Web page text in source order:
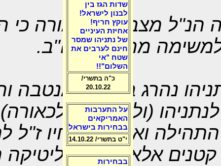
הנ"ל מצביעה לכאורה כי
מחוץ לארה"ב.
נתניהו נהרג במבצע
(ולמפעיליו לכאורה)
התהילה ואהדה לאחיו ז"ל
קטנים אלא את
שדות הגז בין
לבנון לישראל!
עוקץ חריף!
אחיזת העיניים
של נתניהו שמסר
חינם לערבים את
שטח "אי
השלום"!!
כ"ה בתשרי/
20.10.22
על התערבות
האמריקאים
בבחירות בישראל
י"ט בתשרי/ 14.10.22
בבחירות